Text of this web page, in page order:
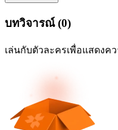
บทวิจารณ์(0)
เล่นกับตัวละครเพื่อแสดงค